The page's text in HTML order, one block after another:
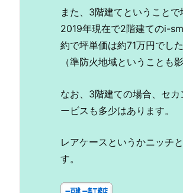
また、3階建てということ
2019年現在で2階建てのi-
約で坪単価は約71万円でした
（準防火地域ということも
なお、3階建ての場合、セ
ービスも多少はあります。
レアケースというかニッチ
す。